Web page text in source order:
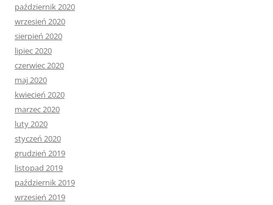
październik 2020
wrzesień 2020
sierpień 2020
lipiec 2020
czerwiec 2020
maj 2020
kwiecień 2020
marzec 2020
luty 2020
styczeń 2020
grudzień 2019
listopad 2019
październik 2019
wrzesień 2019